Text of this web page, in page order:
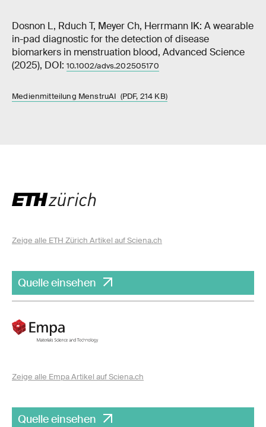
Dosnon L, Rduch T, Meyer Ch, Herrmann IK: A wearable
in-pad diagnostic for the detection of disease
biomarkers in menstruation blood, Advanced Science
(2025), DOI: 10.1002/advs.202505170
Medienmitteilung MenstruAI (PDF, 214 KB)
Zeige alle ETH Zürich Artikel auf Sciena.ch
Quelle einsehen
Zeige alle Empa Artikel auf Sciena.ch
Quelle einsehen